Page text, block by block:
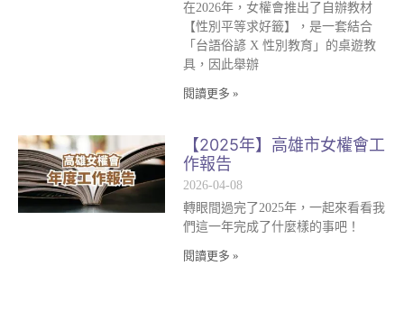
在2026年，女權會推出了自辦教材
【性別平等求好籤】，是一套結合
「台語俗諺 X 性別教育」的桌遊教
具，因此舉辦
閱讀更多 »
【2025年】高雄市女權會工
作報告
2026-04-08
轉眼間過完了2025年，一起來看看我
們這一年完成了什麼樣的事吧！
閱讀更多 »